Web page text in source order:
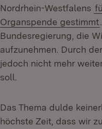
Nordrhein-Westfalens
Organspende gestimmt
Bundesregierung, die
aufzunehmen. Durch
jedoch nicht mehr
soll.
Das Thema dulde
höchste Zeit, dass wir